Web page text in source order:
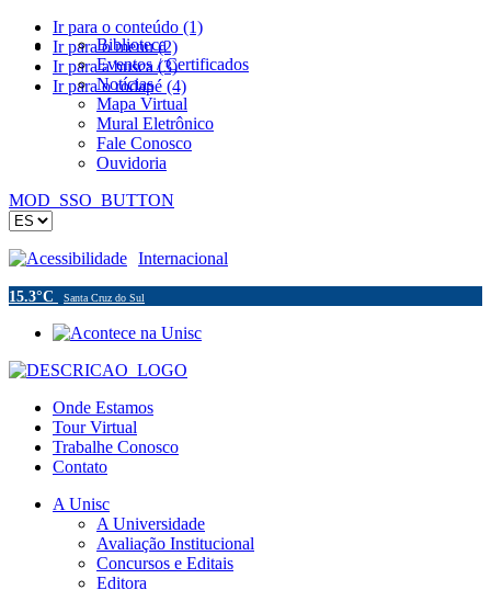
Ir para o conteúdo (1)
Ir para o menu (2)
Ir para a busca (3)
Ir para o rodapé (4)
Biblioteca
Eventos / Certificados
Notícias
Mapa Virtual
Mural Eletrônico
Fale Conosco
Ouvidoria
MOD_SSO_BUTTON
Acessibilidade Internacional
15.3°C Santa Cruz do Sul
Onde Estamos
Tour Virtual
Trabalhe Conosco
Contato
A Unisc
A Universidade
Avaliação Institucional
Concursos e Editais
Editora